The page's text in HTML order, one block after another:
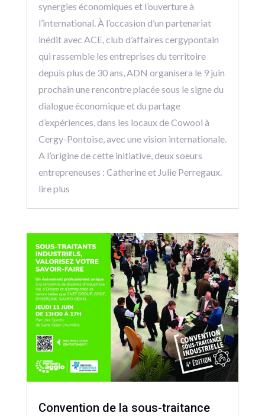
synergies économiques et l’ouverture à
l’international. À l’occasion d’un partenariat
inédit avec ACE, club d’affaires cergypontain
qui rassemble les entreprises du territoire
depuis plus de 30 ans, ADN organisera le 9 juin
prochain une rencontre placée sous le signe du
dialogue économique et du partage
d’expériences, dans les locaux de Cowool à
Cergy-Pontoise, avec une vision internationale.
A l’origine de cette initiative, deux soeurs
entrepreneuses : Catherine et Julie Perregaux.
lire plus
Convention de la sous-traitance